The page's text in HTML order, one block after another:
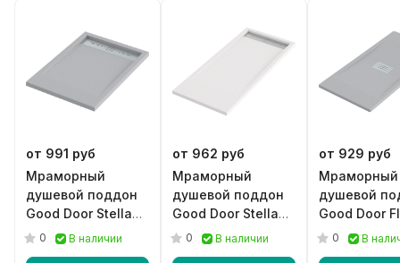
от 991 руб
Мраморный
душевой поддон
Good Door Stella
серый
0 В наличии
от 962 руб
Мраморный
душевой поддон
Good Door Stella
белый
0 В наличии
от 929 руб
Мраморный
душевой
Good Door
графит
0 В